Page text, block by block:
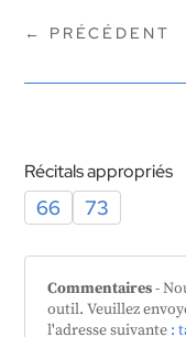
← PRÉCÉDENT
Récitals appropriés
66 73
Commentaires-
outil. Veuillez
l'adresse suivante :